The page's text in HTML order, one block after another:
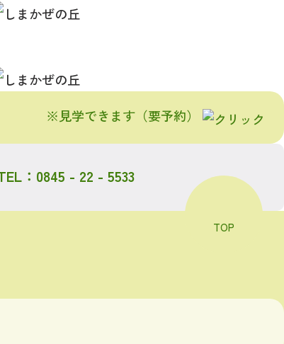
※見学できます（要予約）
：0845 - 22 - 5533
TOP